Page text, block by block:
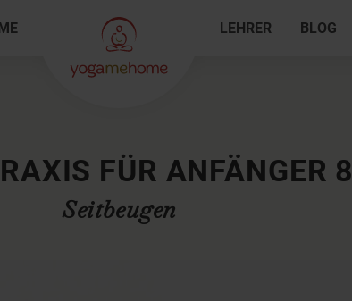
LEHRER BLOG
FÜR ANFÄNGER 8
Seitbeugen